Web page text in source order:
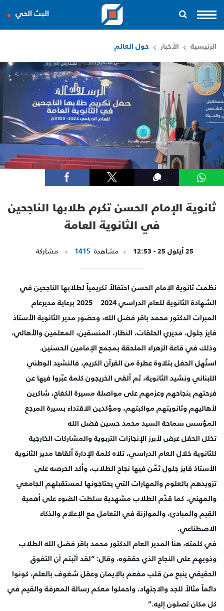
البث الحي
الرئيسية الأخبار حول العالم
ثانوية الإمام الحسن تكرم طلابها الناجحين
في الثانوية العامة
25 أيلول 25 - 12:53 مشاهدة 1415 مشاركة
نظمت ثانوية الإمام الحسن احتفالاً تكريمياً لطلابها الناجحين في
الشهادة الثانوية للعام الدراسي 2024 – 2025 برعاية مديرعام
المبرات الدكتور محمد باقر فضل الله، وحضور مدير الثانوية الأستاذ
فايز جلول، مديري الحلقات، النظار، المنسقين، المعلمين والأهالي،
وذلك في قاعة الزهراء الملحقة بمجمع الإمامين الحسنين.
استُهل الحفل بتلاوة عطرة من القرآن الكريم، فالنشيد الوطني
اللبناني ونشيد الثانوية، ثم ألقى الخريجون كلمة عبّروا فيها عن
فرحتهم بنجاحهم وعزمهم على مواصلة مسيرة الكفاح، شاكرين
لأهاليهم وثانويتهم مواكبتهم، ومؤكدين الاقتداء بسيرة المرجع
المؤسس سماحة السيد محمد حسين فضل الله
تخلل الحفل عرض لأبرز الإنجازات التربوية والمشاركات الخارجية
للثانوية خلال العام الدراسي، تلاه كلمة الإدارة ألقاها مدير الثانوية
الأستاذ فايز جلول ثمّن فيها نجاح الطلاب، وأكد الحرصه على
تزويدهم بالعلوم والمهارات التي يحتاجونها لمستقبلهم الجامعي
والمهني. كما قدّم الطلاب مشهدية سلطت الضوء على أهمية
القيم والمبادئ، والموازنة في التعامل مع الإعلام والذكاء
الاصطناعي.
في كلمته، هنأ المدير العام الدكتور محمد باقر فضل الله الطلاب
وذويهم على النجاح الذي حققوه، وقال: “لقد أثبتم أن التفوق
الحقيقي ينبع من قلب مفعم بالإيمان وعقل شغوف بالعلم، كونوا
دائماً مثالاً للجد والاجتهاد، واحملوا معكم رسالة المعرفة والقيم في
كل مكان تصلون إليه.”